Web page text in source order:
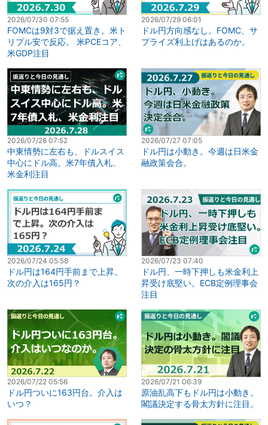
2026/07/30 07:55
FOMCは9対3で据え置き。米ト
リプル安で反応。 米PCEコア、
米GDP注目
2026/07/29 06:01
ドル円方向感なし。FOMC、サ
プライズ利上げはあるのか。
2026/07/28 07:52
中東情勢に左右も、ドルスイス
中心にドル高。米7年債入札、
米金利注目
2026/07/27 07:05
ドル円は小動き。今週は日米金
融政策会合。
2026/07/24 05:58
ドル円は164円手前まで上昇。
次の介入は165円？
2026/07/23 07:40
ドル円、一時下押しも米金利上
昇受け底堅い。ECB定例理事会
注目
2026/07/22 05:56
ドル円ついに163円台。介入は
いつ？
2026/07/21 06:39
原油乱高下もドル円は小動き。
閣議決定する骨太方針に注目。